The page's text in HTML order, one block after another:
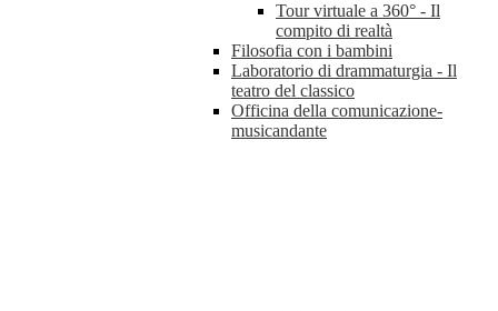
Tour virtuale a 360° - Il
compito di realtà
Filosofia con i bambini
Laboratorio di drammaturgia - Il
teatro del classico
Officina della comunicazione-
musicandante